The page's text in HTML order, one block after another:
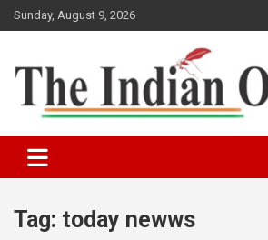
Skip
to
Sunday, August 9, 2026
Indian Opinion News
Tag: today newws